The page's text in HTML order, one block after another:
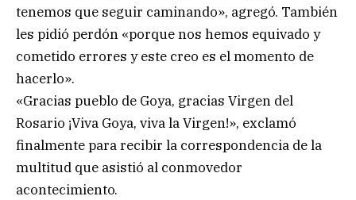
tenemos que seguir caminando», agregó. También
les pidió perdón «porque nos hemos equivado y
cometido errores y este creo es el momento de
hacerlo».
«Gracias pueblo de Goya, gracias Virgen del
Rosario ¡Viva Goya, viva la Virgen!», exclamó
finalmente para recibir la correspondencia de la
multitud que asistió al conmovedor
acontecimiento.